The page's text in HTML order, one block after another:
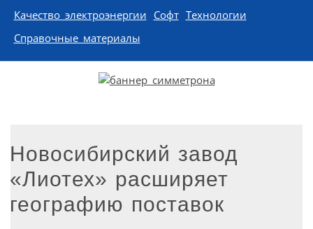
Качество электроэнергии Софт Технологии
Справочные материалы
Новосибирский завод
«Лиотех» расширяет
географию поставок